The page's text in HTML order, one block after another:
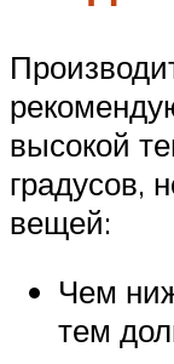
высокой
градусов,
вещей:
Чем
тем